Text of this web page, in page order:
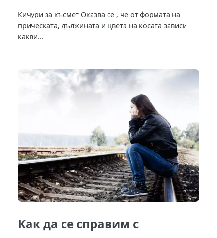
Кичури за късмет Оказва се , че от формата на
прическата, дължината и цвета на косата зависи
какви...
Как да се справим с